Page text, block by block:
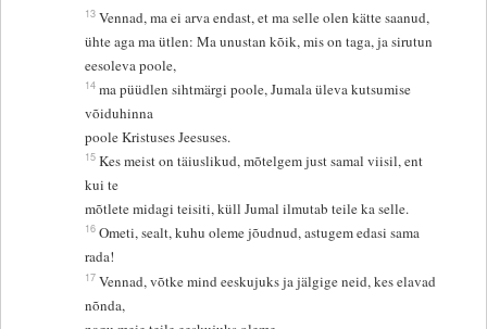
13 Vennad, ma ei arva endast, et ma selle olen kätte saanud,
ühte aga ma ütlen: Ma unustan kõik, mis on taga, ja sirutun
eesoleva poole,
14 ma püüdlen sihtmärgi poole, Jumala üleva kutsumise
võiduhinna
poole Kristuses Jeesuses.
15 Kes meist on täiuslikud, mõtelgem just samal viisil, ent
kui te
mõtlete midagi teisiti, küll Jumal ilmutab teile ka selle.
16 Ometi, sealt, kuhu oleme jõudnud, astugem edasi sama
rada!
17 Vennad, võtke mind eeskujuks ja jälgige neid, kes elavad
nõnda,